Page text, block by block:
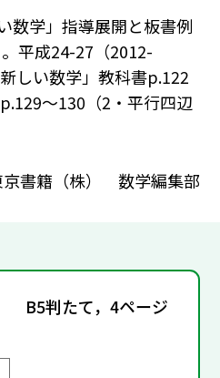
数学」指導展開と板書例
平成24-27（2012-
しい数学」教科書p.122
～130（2・平行四辺
京書籍（株） 数学編集部
B5判たて，4ページ